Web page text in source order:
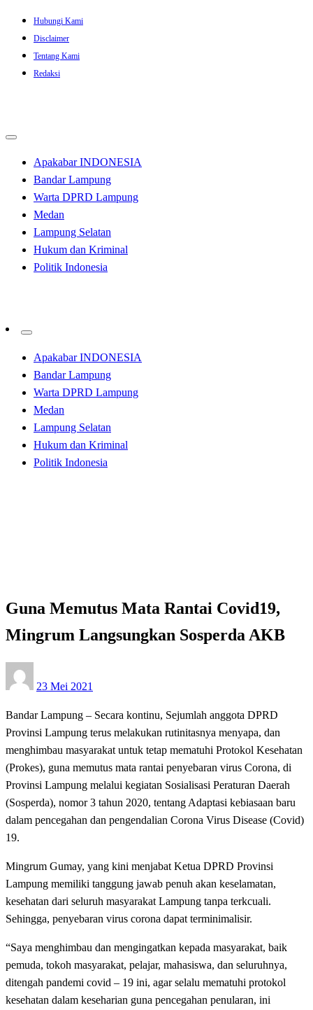
Skip
content
Hubungi Kami
Disclaimer
Tentang Kami
Redaksi
Apakabar INDONESIA
Bandar Lampung
Warta DPRD Lampung
Medan
Lampung Selatan
Hukum dan Kriminal
Politik Indonesia
Apakabar INDONESIA
Bandar Lampung
Warta DPRD Lampung
Medan
Lampung Selatan
Hukum dan Kriminal
Politik Indonesia
Guna Memutus Mata Rantai Covid19,
Mingrum Langsungkan Sosperda AKB
on
23 Mei 2021
Bandar Lampung – Secara kontinu, Sejumlah anggota DPRD
Provinsi Lampung terus melakukan rutinitasnya menyapa, dan
menghimbau masyarakat untuk tetap mematuhi Protokol Kesehatan
(Prokes), guna memutus mata rantai penyebaran virus Corona, di
Provinsi Lampung melalui kegiatan Sosialisasi Peraturan Daerah
(Sosperda), nomor 3 tahun 2020, tentang Adaptasi kebiasaan baru
dalam pencegahan dan pengendalian Corona Virus Disease (Covid)
19.
Mingrum Gumay, yang kini menjabat Ketua DPRD Provinsi
Lampung memiliki tanggung jawab penuh akan keselamatan,
kesehatan dari seluruh masyarakat Lampung tanpa terkcuali.
Sehingga, penyebaran virus corona dapat terminimalisir.
“Saya menghimbau dan mengingatkan kepada masyarakat, baik
pemuda, tokoh masyarakat, pelajar, mahasiswa, dan seluruhnya,
ditengah pandemi covid – 19 ini, agar selalu mematuhi protokol
kesehatan dalam keseharian guna pencegahan penularan, ini